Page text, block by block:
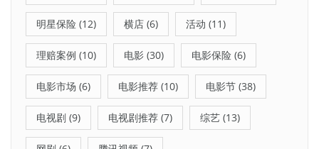
明星保险 (12) 横店 (6) 活动 (11)
理赔案例 (10) 电影 (30) 电影保险 (6)
电影市场 (6) 电影推荐 (10) 电影节 (38)
电视剧 (9) 电视剧推荐 (7) 综艺 (13)